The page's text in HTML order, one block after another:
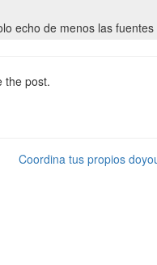
echo de menos las
the post.
Coordina tus propios